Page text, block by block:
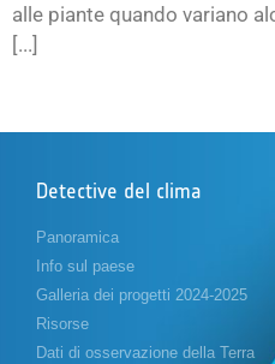
alle piante quando variano
[...]
Detective del clima
Panoramica
Info sul paese
Galleria dei progetti 2024-2025
Risorse
Dati di osservazione della Terra